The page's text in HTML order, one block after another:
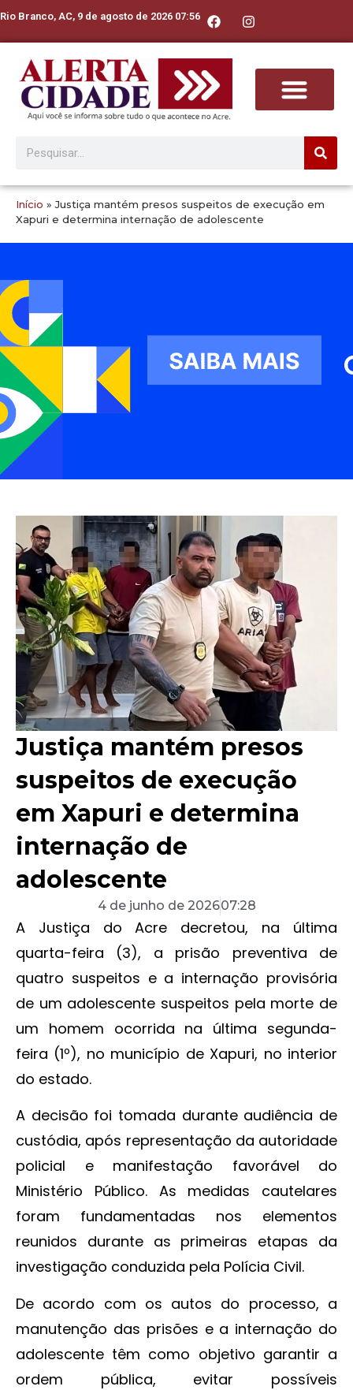
Rio Branco, AC, 9 de agosto de 2026 07:56
Início »Justiça mantém presos suspeitos de execução em
Xapuri e determina internação de adolescente
Justiça mantém presos
suspeitos de execução
em Xapuri e determina
internação de
adolescente
4 de junho de 202607:28
A Justiça do Acre decretou, na última
quarta-feira (3), a prisão preventiva de
quatro suspeitos e a internação provisória
de um adolescente suspeitos pela morte de
um homem ocorrida na última segunda-
feira (1º), no município de Xapuri, no interior
do estado.
A decisão foi tomada durante audiência de
custódia, após representação da autoridade
policial e manifestação favorável do
Ministério Público. As medidas cautelares
foram fundamentadas nos elementos
reunidos durante as primeiras etapas da
investigação conduzida pela Polícia Civil.
De acordo com os autos do processo, a
manutenção das prisões e a internação do
adolescente têm como objetivo garantir a
ordem pública, evitar possíveis